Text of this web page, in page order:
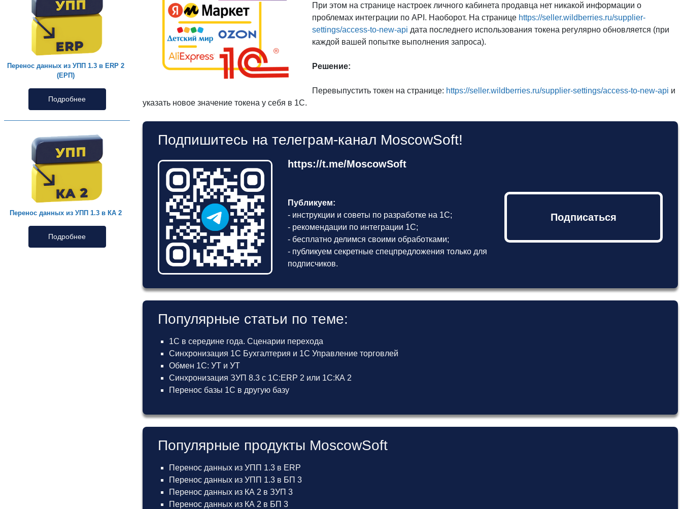
Перенос данных из УПП 1.3 в ERP 2
(ЕРП)
Подробнее
Перенос данных из УПП 1.3 в КА 2
Подробнее
При этом на странице настроек личного кабинета продавца нет никакой информации о
проблемах интеграции по API. Наоборот. На странице https://seller.wildberries.ru/supplier-
settings/access-to-new-api дата последнего использования токена регулярно обновляется (при
каждой вашей попытке выполнения запроса).
Решение:
Перевыпустить токен на странице: https://seller.wildberries.ru/supplier-settings/access-to-new-api и
указать новое значение токена у себя в 1С.
Подпишитесь на телеграм-канал MoscowSoft!
https://t.me/MoscowSoft
Публикуем:
- инструкции и советы по разработке на 1С;
- рекомендации по интеграции 1С;
- бесплатно делимся своими обработками;
- публикуем секретные спецпредложения только для
подписчиков.
Подписаться
Популярные статьи по теме:
1С в середине года. Сценарии перехода
Синхронизация 1С Бухгалтерия и 1С Управление торговлей
Обмен 1С: УТ и УТ
Синхронизация ЗУП 8.3 с 1С:ERP 2 или 1С:КА 2
Перенос базы 1С в другую базу
Популярные продукты MoscowSoft
Перенос данных из УПП 1.3 в ERP
Перенос данных из УПП 1.3 в БП 3
Перенос данных из КА 2 в ЗУП 3
Перенос данных из КА 2 в БП 3